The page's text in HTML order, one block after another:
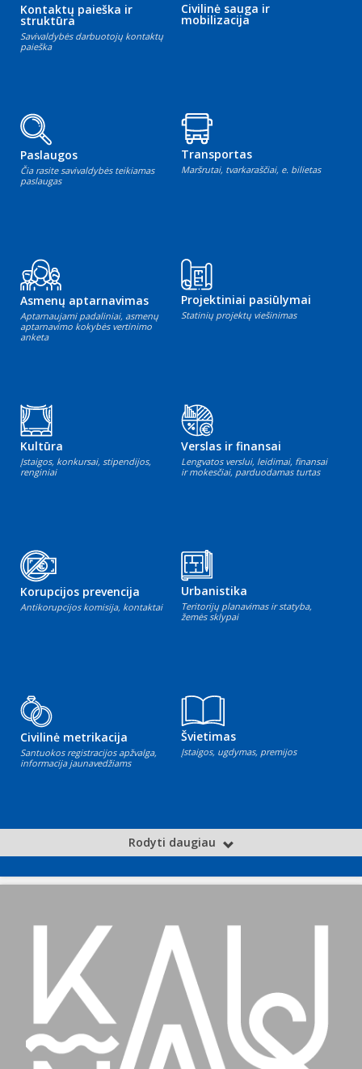
Kontaktų paieška ir
struktūra
Savivaldybės darbuotojų kontaktų
paieška
Civilinė sauga ir
mobilizacija
Paslaugos
Čia rasite savivaldybės teikiamas
paslaugas
Transportas
Maršrutai, tvarkaraščiai, e. bilietas
Asmenų aptarnavimas
Aptarnaujami padaliniai, asmenų
aptarnavimo kokybės vertinimo
anketa
Projektiniai pasiūlymai
Statinių projektų viešinimas
Kultūra
Įstaigos, konkursai, stipendijos,
renginiai
Verslas ir finansai
Lengvatos verslui, leidimai, finansai
ir mokesčiai, parduodamas turtas
Korupcijos prevencija
Antikorupcijos komisija, kontaktai
Urbanistika
Teritorijų planavimas ir statyba,
žemės sklypai
Civilinė metrikacija
Santuokos registracijos apžvalga,
informacija jaunavedžiams
Švietimas
Įstaigos, ugdymas, premijos
Rodyti daugiau